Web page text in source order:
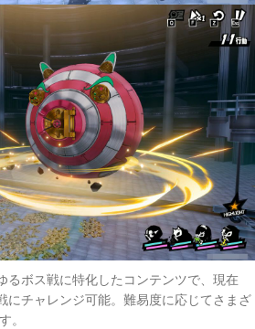
るボス戦に特化したコンテンツで、現在
にチャレンジ可能。難易度に応じてさまざ
。